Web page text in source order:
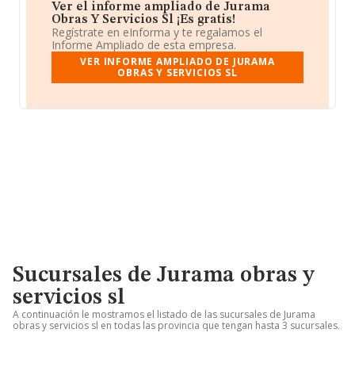
Ver el informe ampliado de Jurama
Obras Y Servicios Sl ¡Es gratis!
Regístrate en eInforma y te regalamos el
Informe Ampliado de esta empresa.
VER INFORME AMPLIADO DE JURAMA
OBRAS Y SERVICIOS SL
Sucursales de Jurama obras y
servicios sl
A continuación le mostramos el listado de las sucursales de Jurama
obras y servicios sl en todas las provincia que tengan hasta 3 sucursales.